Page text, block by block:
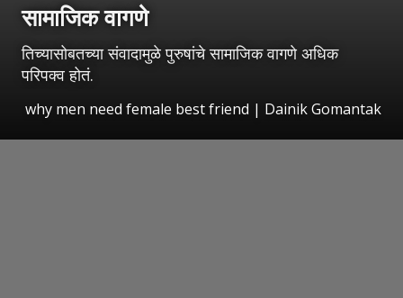
सामाजिक वागणे
तिच्यासोबतच्या संवादामुळे पुरुषांचे सामाजिक वागणे अधिक
परिपक्व होतं.
why men need female best friend | Dainik Gomantak